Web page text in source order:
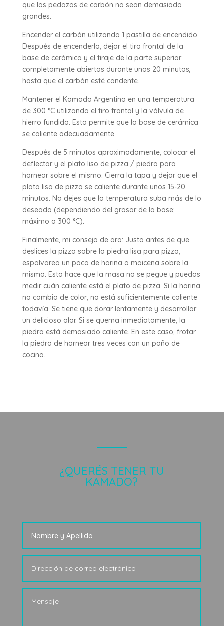
que los pedazos de carbón no sean demasiado
grandes.
Encender el carbón utilizando 1 pastilla de encendido.
Después de encenderlo, dejar el tiro frontal de la
base de cerámica y el tiraje de la parte superior
completamente abiertos durante unos 20 minutos,
hasta que el carbón esté candente.
Mantener el Kamado Argentino en una temperatura
de 300 °C utilizando el tiro frontal y la válvula de
hierro fundido. Esto permite que la base de cerámica
se caliente adecuadamente.
Después de 5 minutos aproximadamente, colocar el
deflector y el plato liso de pizza / piedra para
hornear sobre el mismo. Cierra la tapa y dejar que el
plato liso de pizza se caliente durante unos 15-20
minutos. No dejes que la temperatura suba más de lo
deseado (dependiendo del grosor de la base;
máximo a 300 °C).
Finalmente, mi consejo de oro: Justo antes de que
deslices la pizza sobre la piedra lisa para pizza,
espolvorea un poco de harina o maicena sobre la
misma. Esto hace que la masa no se pegue y puedas
medir cuán caliente está el plato de pizza. Si la harina
no cambia de color, no está suficientemente caliente
todavía. Se tiene que dorar lentamente y desarrollar
un delicioso olor. Si se quema inmediatamente, la
piedra está demasiado caliente. En este caso, frotar
la piedra de hornear tres veces con un paño de
cocina.
¿QUERÉS TENER TU
KAMADO?